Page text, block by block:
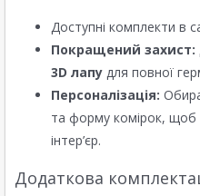
Доступні комплекти в
Покращений захист:
3D лапу для повної
Персоналізація:
та форму комірок, щоб
інтер’єр.
Додаткова